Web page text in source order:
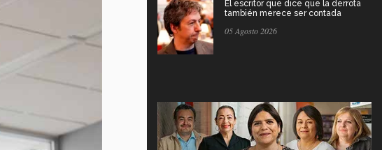
El escritor que dice que la derrota
también merece ser contada
05 Agosto 2026